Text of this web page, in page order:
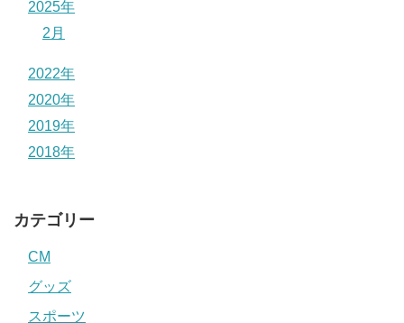
2025年
2月
2022年
2020年
2019年
2018年
カテゴリー
CM
グッズ
スポーツ